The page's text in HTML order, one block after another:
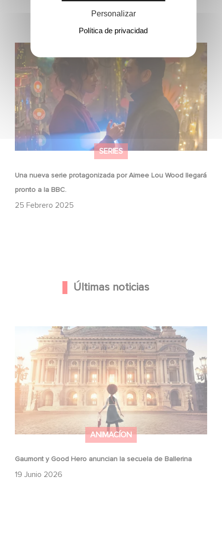
SERIES
Una nueva serie protagonizada por Aimee Lou Wood llegará
pronto a la BBC.
25 Febrero 2025
Una nueva serie protagonizada por Aimee Lou Wood
llegará pronto a la BBC.
Últimas noticias
ANIMACÍON
Gaumont y Good Hero anuncian la secuela de Ballerina
19 Junio 2026
Gaumont y Good Hero anuncian la secuela de Ballerina
Personalizar
Política de privacidad